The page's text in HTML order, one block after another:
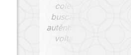
colecionadores que
buscam peças raras
autênticas. Com
voltarei a comprar!”